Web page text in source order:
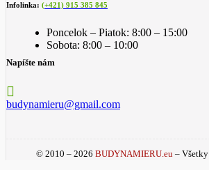
Infolinka: (+421) 915 385 845
Poncelok – Piatok: 8:00 – 15:00
Sobota: 8:00 – 10:00
Napíšte nám
budynamieru@gmail.com
© 2010 – 2026 BUDYNAMIERU.eu – Všetky